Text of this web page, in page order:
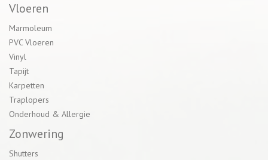
Vloeren
Marmoleum
PVC Vloeren
Vinyl
Tapijt
Karpetten
Traplopers
Onderhoud & Allergie
Zonwering
Shutters